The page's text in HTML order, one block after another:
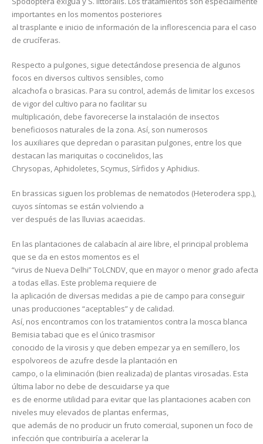
importantes en los momentos posteriores
al trasplante e inicio de información de la inflorescencia para el caso
de crucíferas.
Respecto a pulgones, sigue detectándose presencia de algunos
focos en diversos cultivos sensibles, como
alcachofa o brasicas. Para su control, además de limitar los excesos
de vigor del cultivo para no facilitar su
multiplicación, debe favorecerse la instalación de insectos
beneficiosos naturales de la zona. Así, son numerosos
los auxiliares que depredan o parasitan pulgones, entre los que
destacan las mariquitas o coccinelidos, las
Chrysopas, Aphidoletes, Scymus, Sírfidos y Aphidius.
En brassicas siguen los problemas de nematodos (Heterodera spp.),
cuyos síntomas se están volviendo a
ver después de las lluvias acaecidas.
En las plantaciones de calabacín al aire libre, el principal problema
que se da en estos momentos es el
“virus de Nueva Delhi” ToLCNDV, que en mayor o menor grado afecta
a todas ellas. Este problema requiere de
la aplicación de diversas medidas a pie de campo para conseguir
unas producciones “aceptables” y de calidad.
Así, nos encontramos con los tratamientos contra la mosca blanca
Bemisia tabaci que es el único trasmisor
conocido de la virosis y que deben empezar ya en semillero, los
espolvoreos de azufre desde la plantación en
campo, o la eliminación (bien realizada) de plantas virosadas. Esta
última labor no debe de descuidarse ya que
es de enorme utilidad para evitar que las plantaciones acaben con
niveles muy elevados de plantas enfermas,
que además de no producir un fruto comercial, suponen un foco de
infección que contribuiría a acelerar la